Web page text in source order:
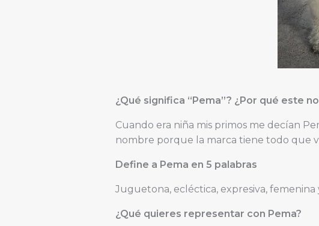
¿Qué significa “Pema”? ¿Por qué este
Cuando era niña mis primos me decían
nombre porque la marca tiene todo que
Define a Pema en 5 palabras
Juguetona, ecléctica, expresiva, femenina
¿Qué quieres representar con Pema?